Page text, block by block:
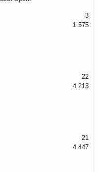
3
1.575
22
4.213
21
4.447